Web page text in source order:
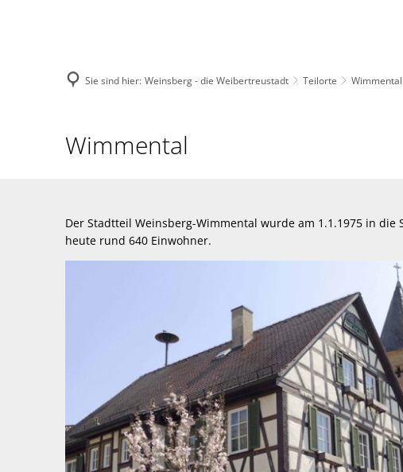
Sie sind hier: Weinsberg - die Weibertreustadt Teilorte Wimmental
Wimmental
Wimmental
Der Stadtteil Weinsberg-Wimmental wurde am 1.1.1975 in
heute rund 640 Einwohner.